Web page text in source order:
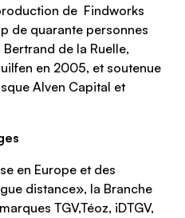
de Findworks
de quarante personnes
de la Ruelle,
en 2005, et soutenue
Alven Capital et
en Europe et des
distance», la Branche
TGV,Téoz, iDTGV,